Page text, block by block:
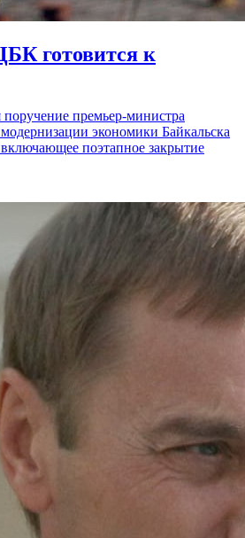
готовится к
премьер-министра
экономики Байкальска
поэтапное закрытие